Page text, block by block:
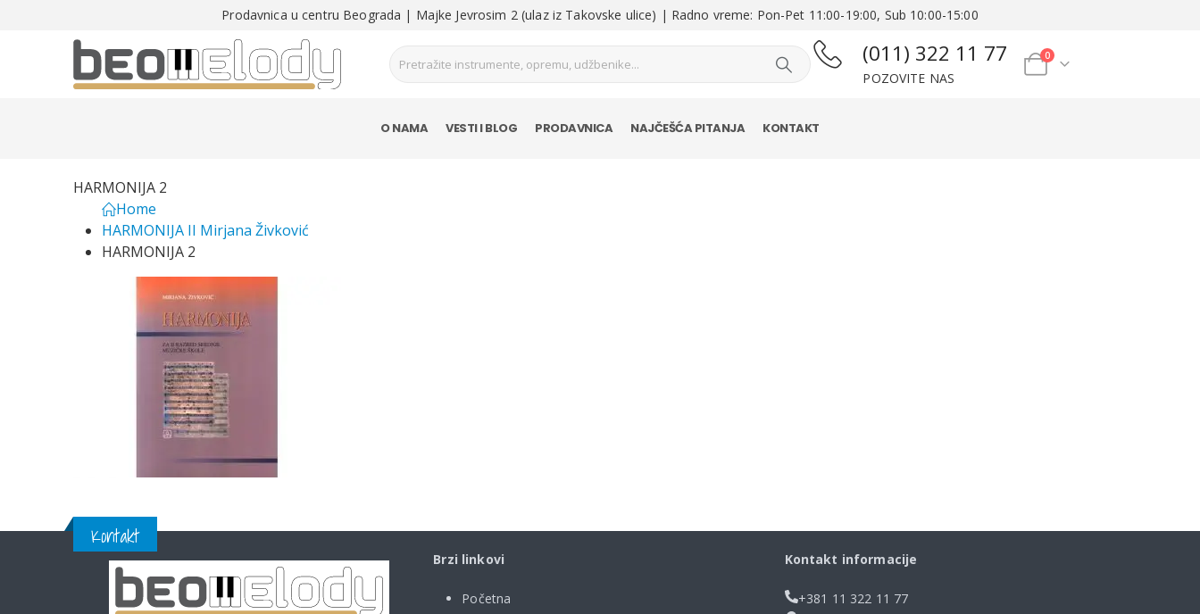
Prodavnica u centru Beograda | Majke Jevrosim 2 (ulaz iz Takovske ulice) | Radno vreme: Pon-Pet 11:00-19:00, Sub 10:00-15:00
(011) 322 11 77
POZOVITE NAS
0
O NAMA VESTI I BLOG PRODAVNICA NAJČEŠĆA PITANJA KONTAKT
HARMONIJA 2
Home
HARMONIJA II Mirjana Živković
HARMONIJA 2
Kontakt
Brzi linkovi
Početna
Kontakt informacije
+381 11 322 11 77